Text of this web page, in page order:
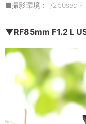
■撮影環境：1/250sec
▼RF85mm F1.2 L